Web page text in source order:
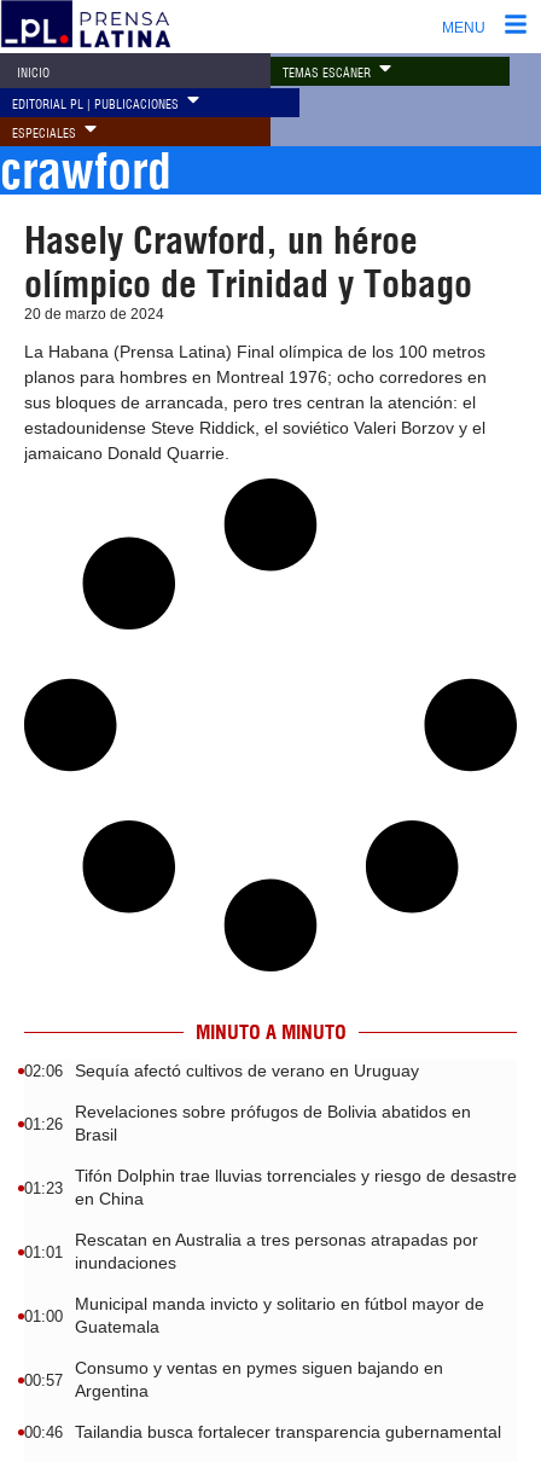
MENU
INICIO TEMAS ESCÁNER
EDITORIAL PL | PUBLICACIONES
ESPECIALES
crawford
Hasely Crawford, un héroe
olímpico de Trinidad y Tobago
20 de marzo de 2024
La Habana (Prensa Latina) Final olímpica de los 100 metros
planos para hombres en Montreal 1976; ocho corredores en
sus bloques de arrancada, pero tres centran la atención: el
estadounidense Steve Riddick, el soviético Valeri Borzov y el
jamaicano Donald Quarrie.
MINUTO A MINUTO
02:06 Sequía afectó cultivos de verano en Uruguay
01:26
Revelaciones sobre prófugos de Bolivia abatidos en
Brasil
01:23
Tifón Dolphin trae lluvias torrenciales y riesgo de desastre
en China
01:01
Rescatan en Australia a tres personas atrapadas por
inundaciones
01:00
Municipal manda invicto y solitario en fútbol mayor de
Guatemala
00:57
Consumo y ventas en pymes siguen bajando en
Argentina
00:46 Tailandia busca fortalecer transparencia gubernamental